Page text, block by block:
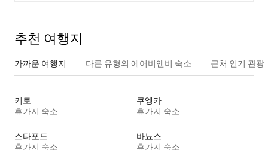
추천 여행지
가까운 여행지 다른 유형의 에어비앤비 숙소 근처 인기 관광
키토
휴가지 숙소
쿠엥카
휴가지 숙소
스타포드
휴가지 숙소
바뇨스
휴가지 숙소